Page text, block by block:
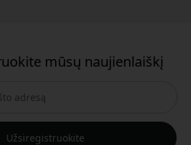
mūsų naujienlaiškį
Užsiregistruokite